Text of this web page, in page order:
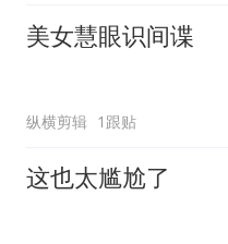
美女慧眼识间谍
纵横剪辑 1跟贴
这也太尴尬了